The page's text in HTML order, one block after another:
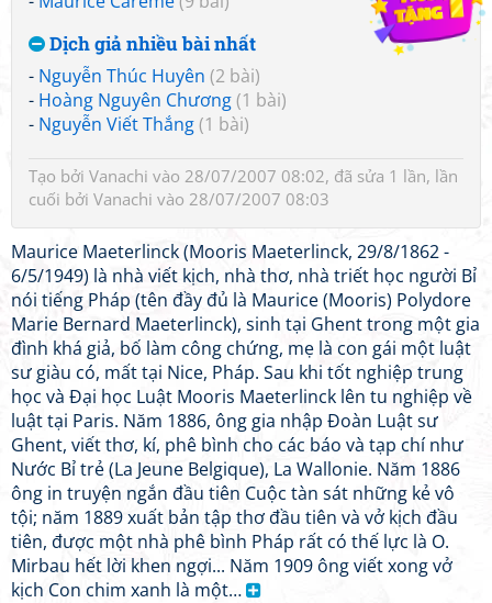
Dịch giả nhiều bài nhất
- Nguyễn Thúc Huyên (2 bài)
- Hoàng Nguyên Chương(1 bài)
- Nguyễn Viết Thắng(1 bài)
Tạo bởi Vanachi vào 28/07/2007 08:02, đã sửa 1 lần, lần
cuối bởi Vanachi vào 28/07/2007 08:03
Maurice Maeterlinck (Mooris Maeterlinck, 29/8/1862 -
6/5/1949) là nhà viết kịch, nhà thơ, nhà triết học người Bỉ
nói tiếng Pháp (tên đầy đủ là Maurice (Mooris) Polydore
Marie Bernard Maeterlinck), sinh tại Ghent trong một gia
đình khá giả, bố làm công chứng, mẹ là con gái một luật
sư giàu có, mất tại Nice, Pháp. Sau khi tốt nghiệp trung
học và Đại học Luật Mooris Maeterlinck lên tu nghiệp về
luật tại Paris. Năm 1886, ông gia nhập Đoàn Luật sư
Ghent, viết thơ, kí, phê bình cho các báo và tạp chí như
Nước Bỉ trẻ (La Jeune Belgique), La Wallonie. Năm 1886
ông in truyện ngắn đầu tiên Cuộc tàn sát những kẻ vô
tội; năm 1889 xuất bản tập thơ đầu tiên và vở kịch đầu
tiên, được một nhà phê bình Pháp rất có thế lực là O.
Mirbau hết lời khen ngợi... Năm 1909 ông viết xong vở
kịch Con chim xanh là một…